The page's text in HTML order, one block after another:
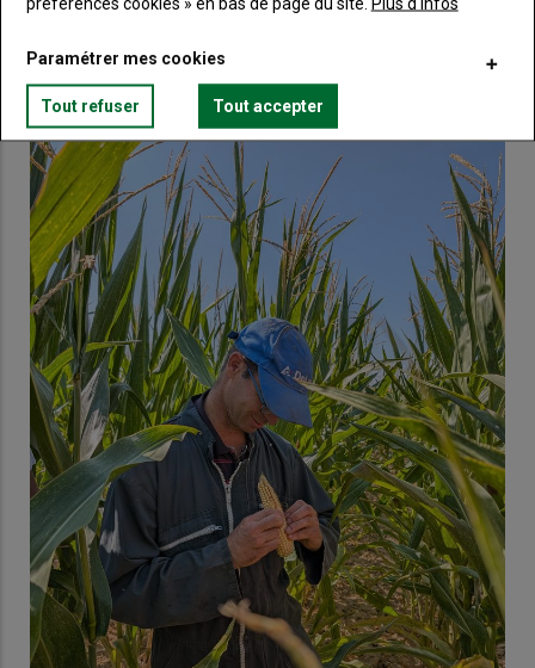
VOUS AIMEREZ AUSSI
Paramétrer mes cookies
Tout refuser Tout accepter